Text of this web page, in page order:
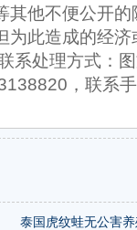
其他不便公开
为此造成的经
系处理方式：
，联系
泰国虎纹蛙无公害